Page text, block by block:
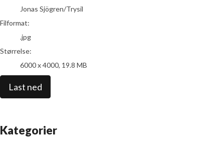
Jonas Sjögren/Trysil
Filformat:
.jpg
Størrelse:
6000 x 4000, 19.8 MB
Last ned
Kategorier